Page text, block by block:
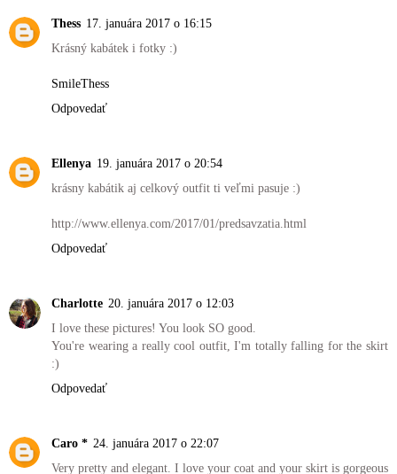
Thess 17. januára 2017 o 16:15
Krásný kabátek i fotky :)
SmileThess
Odpovedať
Ellenya 19. januára 2017 o 20:54
krásny kabátik aj celkový outfit ti veľmi pasuje :)
http://www.ellenya.com/2017/01/predsavzatia.html
Odpovedať
Charlotte 20. januára 2017 o 12:03
I love these pictures! You look SO good.
You're wearing a really cool outfit, I'm totally falling for the skirt
:)
Odpovedať
Caro * 24. januára 2017 o 22:07
Very pretty and elegant. I love your coat and your skirt is gorgeous